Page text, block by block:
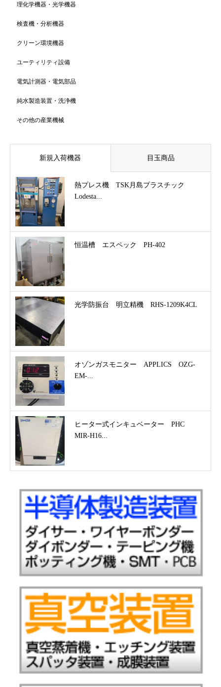
理化学機器・光学機器
検査機・分析機器
クリーン環境機器
ユーティリティ設備
電気計測器・電気部品
純水製造装置・洗浄機
その他の産業機械
新規入荷機器 目玉商品
熱プレス機 TSK月島プラスチック
Lodesta...
恒温槽 エスペック PH-402
光学防振台 明立精機 RHS-1209K4CL
オゾンガスモニター APPLICS OZG-
EM-...
ヒーター式インキュベーター PHC
MIR-H16...